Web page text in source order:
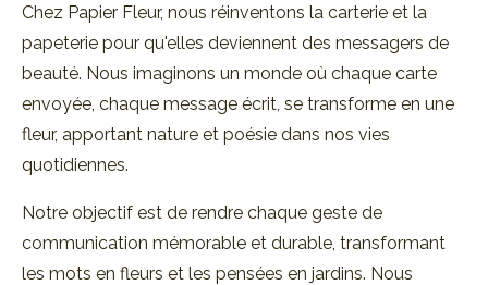
Chez Papier Fleur, nous réinventons la carterie et la
papeterie pour qu'elles deviennent des messagers de
beauté. Nous imaginons un monde où chaque carte
envoyée, chaque message écrit, se transforme en une
fleur, apportant nature et poésie dans nos vies
quotidiennes.
Notre objectif est de rendre chaque geste de
communication mémorable et durable, transformant
les mots en fleurs et les pensées en jardins. Nous